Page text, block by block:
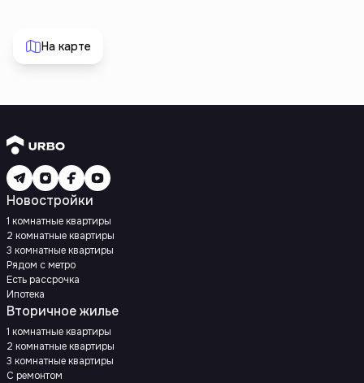
На карте
Новостройки
1 комнатные квартиры
2 комнатные квартиры
3 комнатные квартиры
Рядом с метро
Есть рассрочка
Ипотека
Вторичное жилье
1 комнатные квартиры
2 комнатные квартиры
3 комнатные квартиры
С ремонтом